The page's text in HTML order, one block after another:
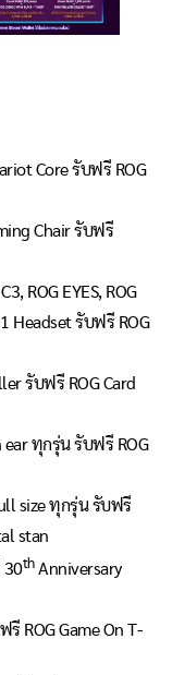
Core รับฟรี ROG
Chair รับฟรี
ROG EYES, ROG
Headset รับฟรี ROG
รับฟรี ROG Card
ear ทุกรุ่น รับฟรี ROG
size ทุกรุ่น รับฟรี
stan
30thAnniversary
ROG Game On T-